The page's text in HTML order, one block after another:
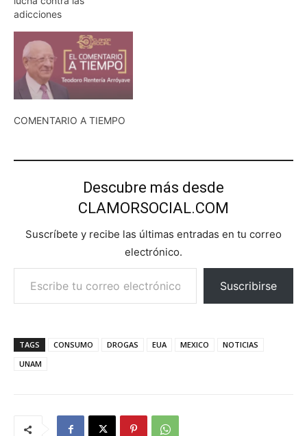
adicciones
COMENTARIO A TIEMPO
Descubre más desde
CLAMORSOCIAL.COM
Suscríbete y recibe las últimas entradas en tu correo
electrónico.
Escribe tu correo electrónico…
Suscribirse
TAGS CONSUMO DROGAS EUA MEXICO
NOTICIAS
UNAM